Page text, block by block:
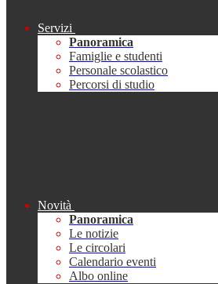
Servizi
Panoramica
Famiglie e studenti
Personale scolastico
Percorsi di studio
Novità
Panoramica
Le notizie
Le circolari
Calendario eventi
Albo online